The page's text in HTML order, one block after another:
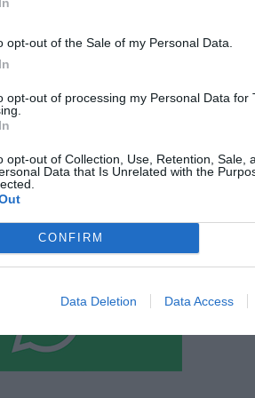
opt-out of the Sale of my Personal Data.
opt-out of processing my Personal Data for
opt-out of Collection, Use, Retention, Sale,
Data that Is Unrelated with the
CONFIRM
Data Deletion Data Access
destacado de Hispanidad
legales